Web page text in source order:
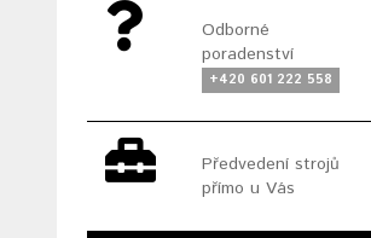
Odborné
poradenství
+420 601 222 558
Předvedení strojů
přímo u Vás